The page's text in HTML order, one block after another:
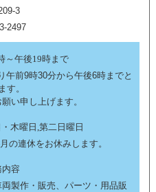
3
2497
～午後19時まで
午前9時30分から午後6時までと
す。
い申し上げます。
木曜日,第二日曜日
の連休をお休みします。
容
製作・販売、パーツ・用品販